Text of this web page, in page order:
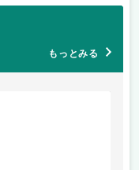
もっとみる